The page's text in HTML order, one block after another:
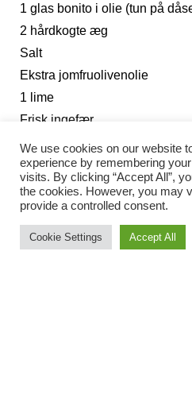
1 glas bonito i olie (tun på
2 hårdkogte æg
Salt
Ekstra jomfruolivenolie
1 lime
Frisk ingefær
We use cookies on our website
experience by remembering
visits. By clicking “Accept All”,
the cookies. However, you may
provide a controlled consent.
Cookie Settings Accept All